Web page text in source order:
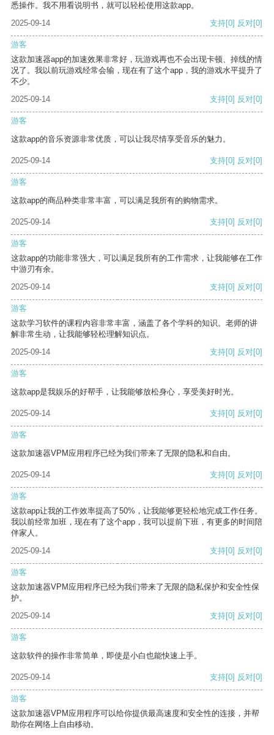
悉操作。我不用看说明书，就可以轻松使用这款app。
2025-09-14
支持[0] 反对[0]
游客
这款加速器app的加速效果非常好，玩游戏再也不会出现卡顿、掉线的情
况了。我以前玩游戏经常会输，现在有了这个app，我的游戏水平提升了
不少。
2025-09-14
支持[0] 反对[0]
游客
这款app的音乐资源非常优质，可以让我尽情享受音乐的魅力。
2025-09-14 支持[0] 反对[0]
游客
这款app的商品种类非常丰富，可以满足我所有的购物需求。
2025-09-14 支持[0] 反对[0]
游客
这款app的功能非常强大，可以满足我所有的工作需求，让我能够在工作
中游刃有余。
2025-09-14
支持[0] 反对[0]
游客
这款学习软件的课程内容非常丰富，涵盖了各个学科的知识。老师的讲
解非常生动，让我能够轻松理解知识点。
2025-09-14
支持[0] 反对[0]
游客
这款app是我娱乐的好帮手，让我能够放松身心，享受美好时光。
2025-09-14 支持[0] 反对[0]
游客
这款加速器VPM应用程序已经为我们带来了无限的隐私和自由。
2025-09-14 支持[0] 反对[0]
游客
这款app让我的工作效率提高了50%，让我能够更轻松地完成工作任务。
我以前经常加班，现在有了这个app，我可以提前下班，有更多的时间陪
伴家人。
2025-09-14
支持[0] 反对[0]
游客
这款加速器VPM应用程序已经为我们带来了无限的隐私保护和安全性保
护。
2025-09-14
支持[0] 反对[0]
游客
这款软件的操作非常简单，即使是小白也能快速上手。
2025-09-14 支持[0] 反对[0]
游客
这款加速器VPM应用程序可以给你提供最高速度和安全性的连接，并帮
助你在网络上自由移动。